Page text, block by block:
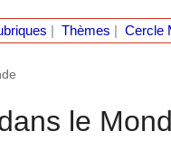
Thèmes Cercle
le